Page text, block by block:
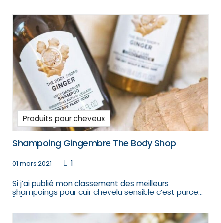
Produits pour cheveux
Shampoing Gingembre The Body Shop
01 mars 2021
1
Si j’ai publié mon classement des meilleurs
shampoings pour cuir chevelu sensible c’est parce